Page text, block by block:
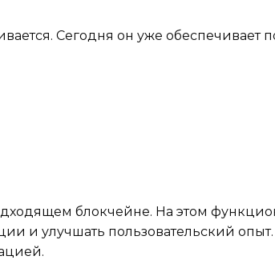
Сегодня он уже обеспечивает
блокчейне. На этом
и улучшать пользовательский